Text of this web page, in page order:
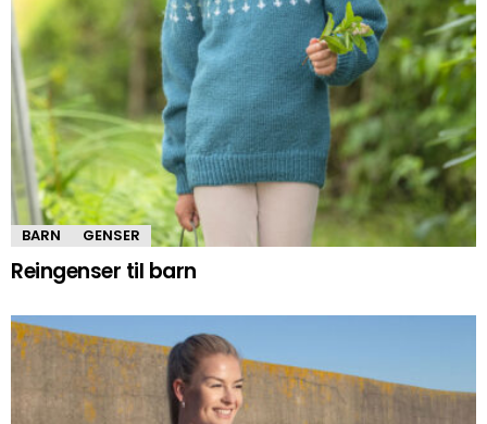
BARN GENSER
Reingenser til barn